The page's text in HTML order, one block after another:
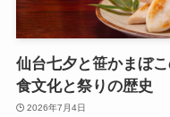
仙台七夕と笹かまぼ
食文化と祭りの歴史
2026年7月4日